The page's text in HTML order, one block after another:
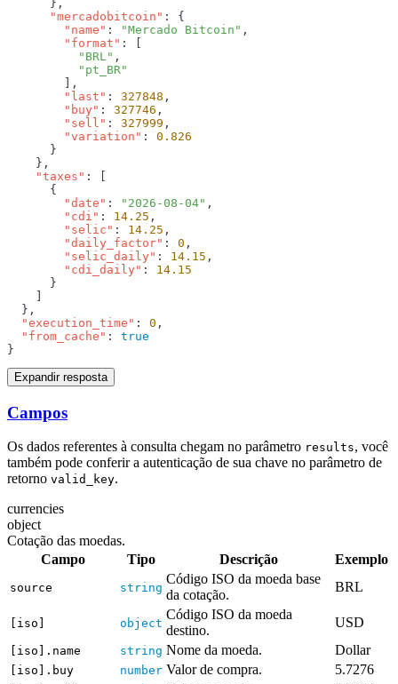
      "mercadobitcoin"
        "name"
: "Mercado Bitcoin"
        "format"
          "BRL"
        "last"
: 327848
        "buy"
: 327746
        "sell"
: 327999
        "variation"
:
    "taxes"
        "date"
: "2026-08-04"
        "cdi"
: 14.25
        "selic"
: 14.25
        "daily_factor"
: 0
        "selic_daily"
: 14.15
        "cdi_daily"
:
  "execution_time"
: 0
  "from_cache"
:
Expandir resposta
Campos
Os dados referentes à consulta chegam no parâmetro results, você
também pode conferir a autenticação de sua chave no parâmetro de
retorno valid_key.
currencies
object
Cotação das moedas.
Campo
Tipo Descrição Exemplo
source string
Código ISO da moeda base
da cotação.
BRL
[iso] object
Código ISO da moeda
destino.
USD
[iso].name string Nome da moeda. Dollar
[iso].buy number Valor de compra. 5.7276